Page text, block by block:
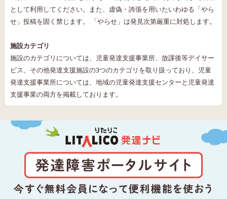
として利用してください。また、虚偽・誇張を用いたいわゆる「やら
せ」投稿を固く禁じます。 「やらせ」は発見次第厳重に対処します。
施設カテゴリ
施設のカテゴリについては、児童発達支援事業所、放課後等デイサー
ビス、その他発達支援施設の3つのカテゴリを取り扱っており、児童
発達支援事業所については、地域の児童発達支援センターと児童発達
支援事業の両方を掲載しております。